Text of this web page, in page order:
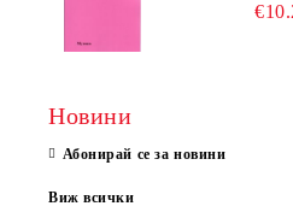
Новини
Абонирай се за новини
Виж всички